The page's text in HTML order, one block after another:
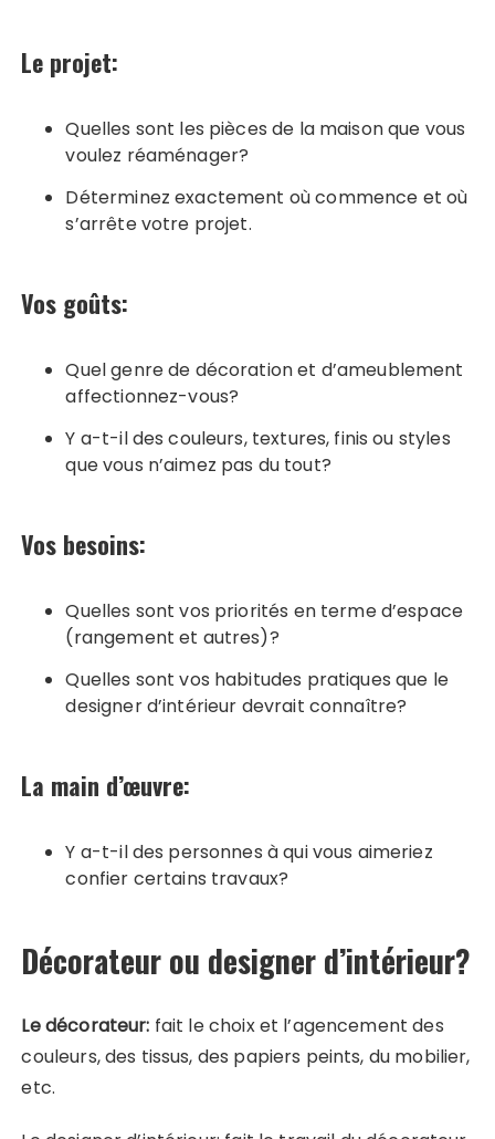
Le projet:
Quelles sont les pièces de la maison que vous
voulez réaménager?
Déterminez exactement où commence et où
s’arrête votre projet.
Vos goûts:
Quel genre de décoration et d’ameublement
affectionnez-vous?
Y a-t-il des couleurs, textures, finis ou styles
que vous n’aimez pas du tout?
Vos besoins:
Quelles sont vos priorités en terme d’espace
(rangement et autres)?
Quelles sont vos habitudes pratiques que le
designer d’intérieur devrait connaître?
La main d’œuvre:
Y a-t-il des personnes à qui vous aimeriez
confier certains travaux?
Décorateur ou designer d’intérieur?
Le décorateur: fait le choix et l’agencement des
couleurs, des tissus, des papiers peints, du mobilier,
etc.